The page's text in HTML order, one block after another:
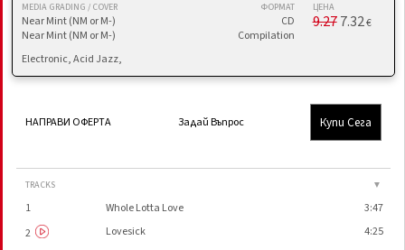
MEDIA GRADING / COVER
Near Mint (NM or M-)
Near Mint (NM or M-)
ФОРМАТ
CD
Compilation
ЦЕНА
9.277.32€
Electronic, Acid Jazz,
НАПРАВИ ОФЕРТА Задай Въпрос Купи Сега
TRACKS ▼
1 Whole Lotta Love
3:47
2
Lovesick
4:25